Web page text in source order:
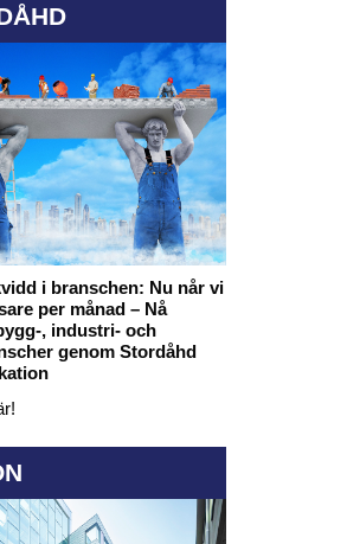
i branschen: Nu når vi
per månad – Nå
, industri- och
genom Stordåhd